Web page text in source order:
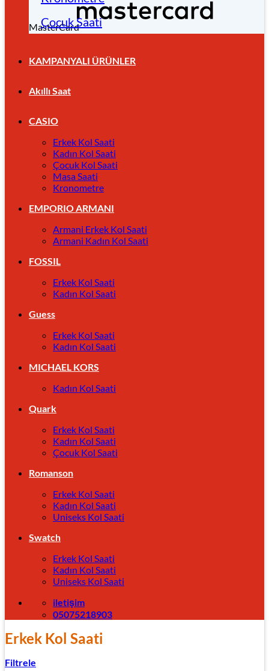
MasterCard
Çocuk Saati
KAMPANYALI ÜRÜNLER
Akıllı Saat
CASIO
Erkek Kol Saati
Kadın Kol Saati
Çocuk Kol Saati
Masa Saati
Kronometre
EMPORIO ARMANI
Armani Erkek Kol Saati
Armani Kadın Kol Saati
FOSSIL
Erkek Kol Saati
Kadın Kol Saati
Guess
Erkek Kol Saati
Kadın Kol Saati
MICHAEL KORS
Kadın Kol Saati
Quark
Erkek Kol Saati
Kadın Kol Saati
Çocuk Kol Saati
Romanson
Erkek Kol Saati
Kadın Kol Saati
Uniseks Kol Saati
Swatch
Erkek Kol Saati
Kadın Kol Saati
Uniseks Kol Saati
iletişim
05075218903
Erkek Kol Saati
Filtrele